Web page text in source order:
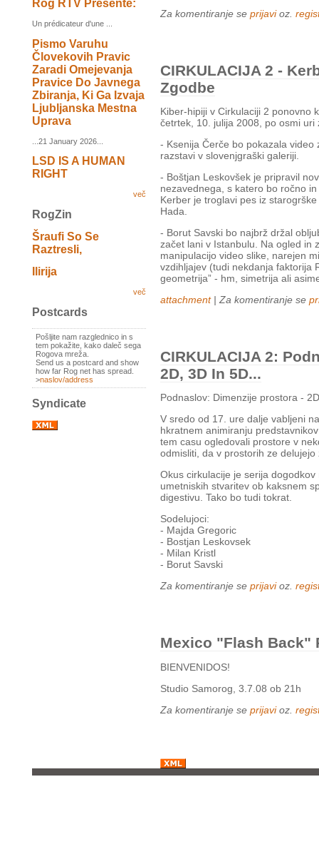
Rog RTV Présente:
Un prédicateur d'une ...
Pismo Varuhu
Človekovih Pravic
Zaradi Omejevanja
Pravice Do Javnega
Zbiranja, Ki Ga Izvaja
Ljubljanska Mestna
Uprava
...21 January 2026...
LSD IS A HUMAN
RIGHT
več
RogZin
Šraufi So Se
Raztresli,
Ilirija
več
Postcards
Pošljite nam razglednico in s
tem pokažite, kako daleč sega
Rogova mreža.
Send us a postcard and show
how far Rog net has spread.
>naslov/address
Syndicate
Za komentiranje se prijavioz.
CIRKULACIJA 2 -
Zgodbe
Kiber-hipiji v Cirkulaciji 2 ponovno
četrtek, 10. julija 2008, po osmi
- Ksenija Čerče bo pokazala
razstavi v slovenjgraški galeriji.
- Boštjan Leskovšek je pripravil
nezavednega, s katero bo ročno
Kerber je troglavi pes iz
Hada.
- Borut Savski bo najbrž držal
začet lani v Istanbulu. Na ogled in
manipulacijo video slike, narejen
vzdihljajev (tudi nekdanja faktorija
geometrija” - hm, simetrija ali
attachment| Za komentiranje se
CIRKULACIJA 2:
2D, 3D In 5D...
Podnaslov: Dimenzije prostora -
V sredo od 17. ure dalje vabljeni
hkratnem animiranju
tem casu ogledovali prostore v
odmisliti, da v prostorih ze delujejo
Okus cirkulacije je serija
umetniskih stvaritev ob kaksnem
digestivu. Tako bo tudi tokrat.
Sodelujoci:
- Majda Gregoric
- Bostjan Leskovsek
- Milan Kristl
- Borut Savski
Za komentiranje se prijavioz.
Mexico "flash Back"
BIENVENIDOS!
Studio Samorog, 3.7.08 ob 21h
Za komentiranje se prijavioz.